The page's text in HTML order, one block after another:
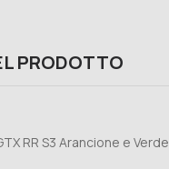
PRODOTTO
RR S3 Arancione e Verde